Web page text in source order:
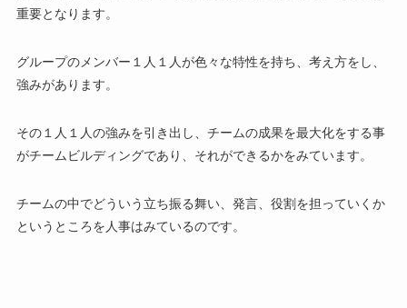
重要となります。
グループのメンバー１人１人が色々な特性を持ち、考え方をし、
強みがあります。
その１人１人の強みを引き出し、 チームの成果を最大化をする事
がチームビルディングであり、それができるかをみています。
チームの中でどういう立ち振る舞い、発言、役割を担っていくか
というところを人事はみているのです。